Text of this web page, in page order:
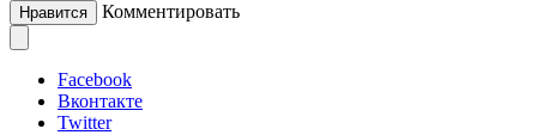
Нравится Комментировать
Facebook
Вконтакте
Twitter